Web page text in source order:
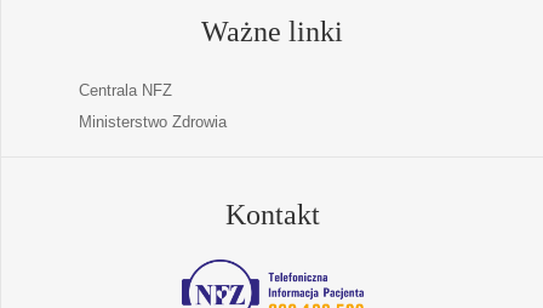
Ważne linki
Centrala NFZ
Ministerstwo Zdrowia
Kontakt